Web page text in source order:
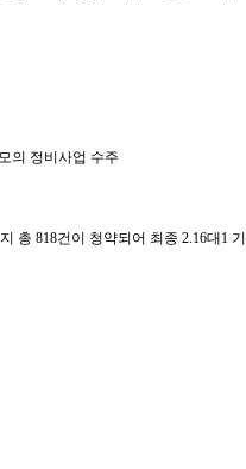
의 정비사업 수주
818건이 청약되어 최종 2.16대1